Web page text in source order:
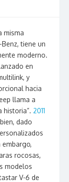
misma
tiene un
moderno.
en
y
hacia
llama a
historia”. 2011
dado
embargo,
rocosas,
modelos
V-6 de